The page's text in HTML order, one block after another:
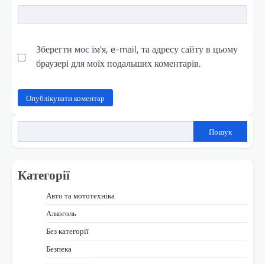
Зберегти моє ім'я, e-mail, та адресу сайту в цьому
браузері для моїх подальших коментарів.
Пошук
Категорії
Авто та мототехніка
Алкоголь
Без категорії
Безпека